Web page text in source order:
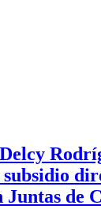
Juntas de